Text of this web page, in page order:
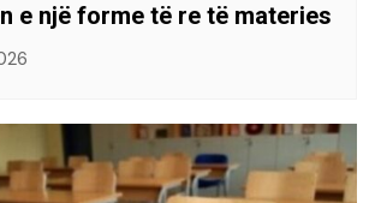
e një forme të re të materies